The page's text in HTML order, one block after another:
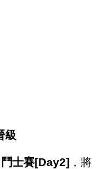
級
士賽[Day2] ，將